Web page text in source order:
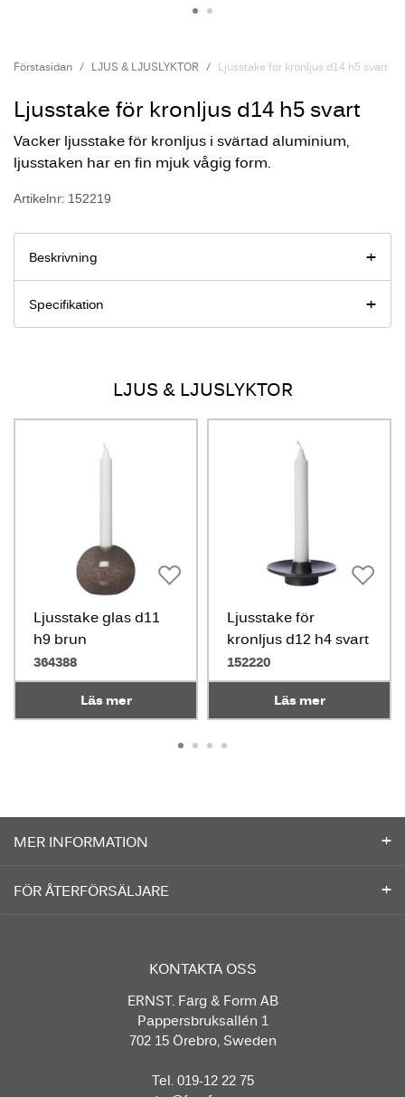
Förstasidan LJUS & LJUSLYKTOR Ljusstake för kronljus d14 h5 svart
Ljusstake för kronljus d14 h5 svart
Vacker ljusstake för kronljus i svärtad aluminium,
ljusstaken har en fin mjuk vågig form.
Artikelnr: 152219
Beskrivning
Specifikation
LJUS & LJUSLYKTOR
Ljusstake glas d11
h9 brun
364388
Läs mer
Ljusstake för
kronljus d12 h4 svart
152220
Läs mer
MER INFORMATION
FÖR ÅTERFÖRSÄLJARE
KONTAKTA OSS
ERNST. Färg & Form AB
Pappersbruksallén 1
702 15 Örebro, Sweden
Tel. 019-12 22 75